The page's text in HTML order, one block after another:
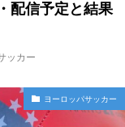
配信予定と結果
ッカー
ヨーロッパサッカー